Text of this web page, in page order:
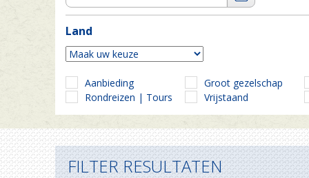
Land
Aanbieding
Groot gezelschap
Rondreizen | Tours
Vrijstaand
FILTER RESULTATEN